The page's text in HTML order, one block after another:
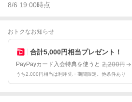
8/6 19:00時点
おトクなお知らせ
合計5,000円相当プレゼント！
PayPayカード入会特典を使うと 2,200円
うち2,000円相当は利用先・期間限定。他条件あり